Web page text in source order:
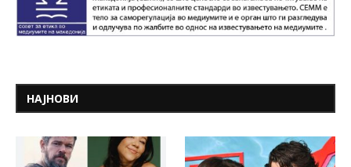
НАЈНОВИ